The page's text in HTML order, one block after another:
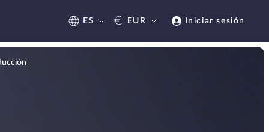
ES € EUR Iniciar sesión